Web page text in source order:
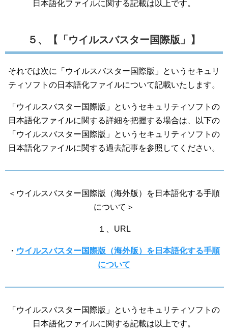
日本語化ファイルに関する記載は以上です。
５、【「ウイルスバスター国際版」】
それでは次に「ウイルスバスター国際版」というセキュリ
ティソフトの日本語化ファイルについて記載いたします。
「ウイルスバスター国際版」というセキュリティソフトの
日本語化ファイルに関する詳細を把握する場合は、以下の
「ウイルスバスター国際版」というセキュリティソフトの
日本語化ファイルに関する過去記事を参照してください。
＜ウイルスバスター国際版（海外版）を日本語化する手順
について＞
１、URL
・ ウイルスバスター国際版（海外版）を日本語化する手順
について
「ウイルスバスター国際版」というセキュリティソフトの
日本語化ファイルに関する記載は以上です。